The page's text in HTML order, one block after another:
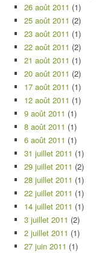
26 août 2011 (1)
25 août 2011 (2)
23 août 2011 (1)
22 août 2011 (2)
21 août 2011 (1)
20 août 2011 (2)
17 août 2011 (1)
12 août 2011 (1)
9 août 2011 (1)
8 août 2011 (1)
6 août 2011 (1)
31 juillet 2011 (1)
29 juillet 2011 (2)
28 juillet 2011 (1)
22 juillet 2011 (1)
14 juillet 2011 (1)
3 juillet 2011 (2)
2 juillet 2011 (1)
27 juin 2011 (1)